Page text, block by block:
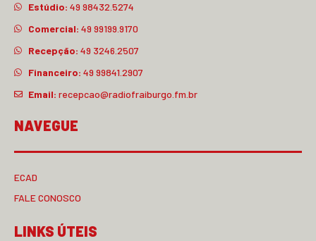
Estúdio: 49 98432.5274
Comercial: 49 99199.9170
Recepção: 49 3246.2507
Financeiro: 49 99841.2907
Email: recepcao@radiofraiburgo.fm.br
NAVEGUE
ECAD
FALE CONOSCO
LINKS ÚTEIS